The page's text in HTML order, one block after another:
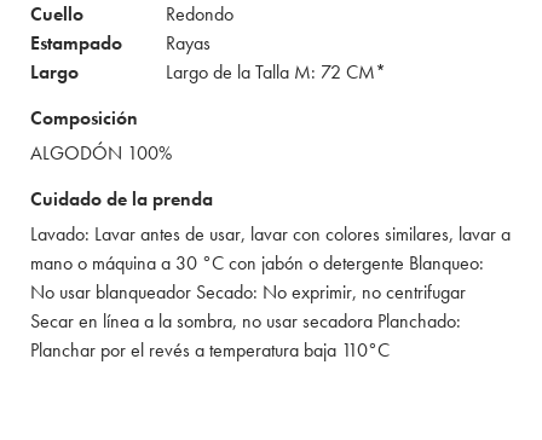
Cuello
Redondo
Estampado
Rayas
Largo
Largo de la Talla M: 72 CM*
Composición
ALGODÓN 100%
Cuidado de la prenda
Lavado: Lavar antes de usar, lavar con colores similares, lavar a
mano o máquina a 30 °C con jabón o detergente Blanqueo:
No usar blanqueador Secado: No exprimir, no centrifugar
Secar en línea a la sombra, no usar secadora Planchado:
Planchar por el revés a temperatura baja 110°C